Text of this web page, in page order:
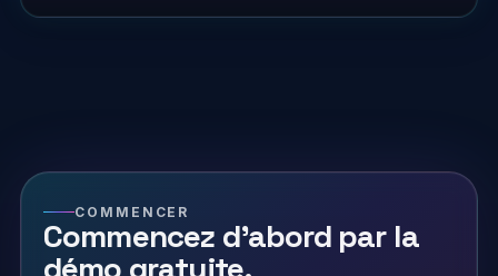
COMMENCER
Commencez d’abord par la
démo gratuite.